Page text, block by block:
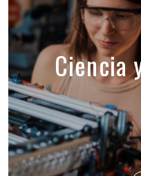
Ciencia